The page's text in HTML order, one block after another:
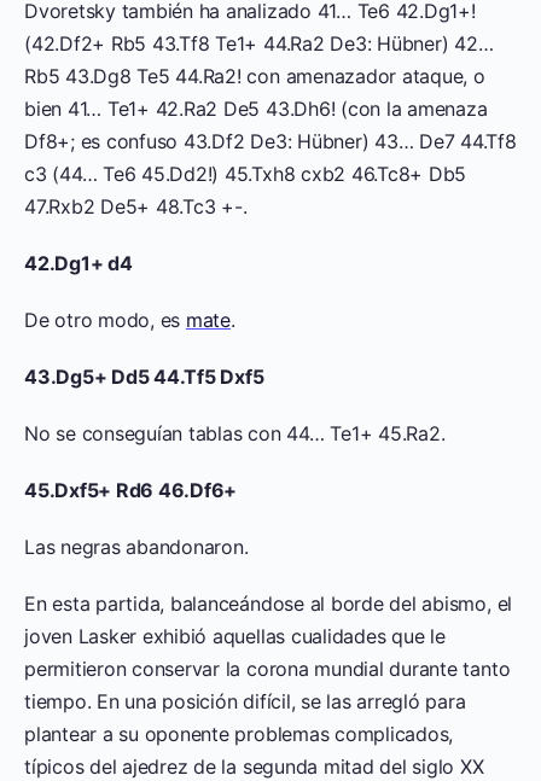
Dvoretsky también ha analizado 41… Te6 42.Dg1+!
(42.Df2+ Rb5 43.Tf8 Te1+ 44.Ra2 De3: Hübner) 42…
Rb5 43.Dg8 Te5 44.Ra2! con amenazador ataque, o
bien 41… Te1+ 42.Ra2 De5 43.Dh6! (con la amenaza
Df8+; es confuso 43.Df2 De3: Hübner) 43… De7 44.Tf8
c3 (44… Te6 45.Dd2!) 45.Txh8 cxb2 46.Tc8+ Db5
47.Rxb2 De5+ 48.Tc3 +-.
42.Dg1+ d4
De otro modo, es mate.
43.Dg5+ Dd5 44.Tf5 Dxf5
No se conseguían tablas con 44… Te1+ 45.Ra2.
45.Dxf5+ Rd6 46.Df6+
Las negras abandonaron.
En esta partida, balanceándose al borde del abismo, el
joven Lasker exhibió aquellas cualidades que le
permitieron conservar la corona mundial durante tanto
tiempo. En una posición difícil, se las arregló para
plantear a su oponente problemas complicados,
típicos del ajedrez de la segunda mitad del siglo XX